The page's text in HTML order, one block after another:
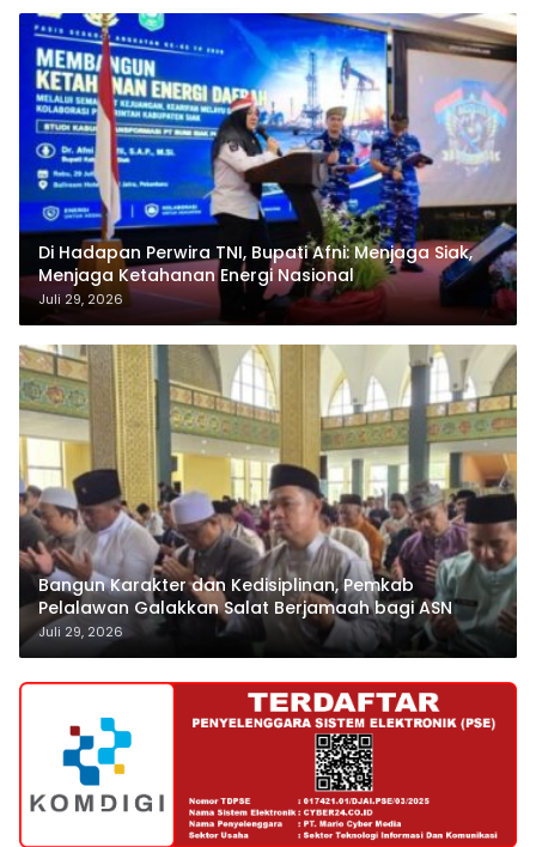
Di Hadapan Perwira TNI, Bupati Afni: Menjaga Siak,
Menjaga Ketahanan Energi Nasional
Juli 29, 2026
Bangun Karakter dan Kedisiplinan, Pemkab
Pelalawan Galakkan Salat Berjamaah bagi ASN
Juli 29, 2026